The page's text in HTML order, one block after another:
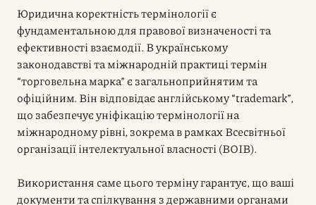
Юридична коректність термінології є
фундаментальною для правової визначеності та
ефективності взаємодії. В українському
законодавстві та міжнародній практиці термін
“торговельна марка” є загальноприйнятим та
офіційним. Він відповідає англійському “trademark”,
що забезпечує уніфікацію термінології на
міжнародному рівні, зокрема в рамках Всесвітньої
організації інтелектуальної власності (ВОІВ).
Використання саме цього терміну гарантує, що ваші
документи та спілкування з державними органами